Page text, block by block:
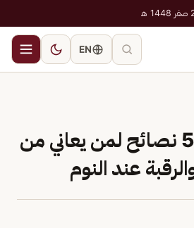
EN
«الخضيري»: 5 نصائح لمن يعاني من
عند النوم